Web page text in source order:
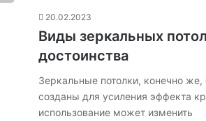
20.02.2023
Виды зеркальных
достоинства
Зеркальные потолки, конечно
созданы для усиления эффекта
использование может изменить